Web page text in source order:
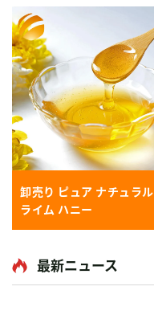
卸売り ピュア ナチュラル
ライム ハニー
最新ニュース